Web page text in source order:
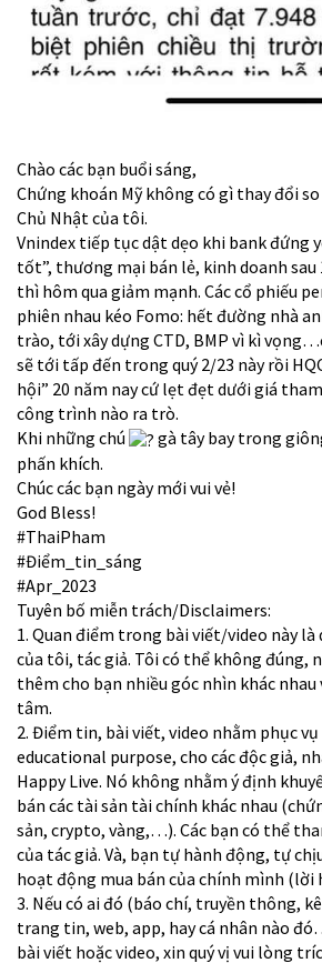
Chào các bạn buổi sáng,
Chứng khoán Mỹ không có gì thay đổi
Chủ Nhật của tôi.
Vnindex tiếp tục dật dẹo khi bank đứng
tốt”, thương mại bán lẻ, kinh doanh
thì hôm qua giảm mạnh. Các cổ phiếu
phiên nhau kéo Fomo: hết đường nhà
trào, tới xây dựng CTD, BMP vì kì
sẽ tới tấp đến trong quý 2/23 này rồi
hội” 20 năm nay cứ lẹt đẹt dưới giá
công trình nào ra trò.
Khi những chú
gà tây bay trong
phấn khích.
Chúc các bạn ngày mới vui vẻ!
God Bless!
#ThaiPham
#Điểm_tin_sáng
#Apr_2023
Tuyên bố miễn trách/Disclaimers:
1. Quan điểm trong bài viết/video này là
của tôi, tác giả. Tôi có thể không đúng,
thêm cho bạn nhiều góc nhìn khác nhau
tâm.
2. Điểm tin, bài viết, video nhằm phục
educational purpose, cho các độc giả,
Happy Live. Nó không nhằm ý định
bán các tài sản tài chính khác nhau
sản, crypto, vàng,…). Các bạn có thể
của tác giả. Và, bạn tự hành động, tự
hoạt động mua bán của chính mình (lời
3. Nếu có ai đó (báo chí, truyền thông,
trang tin, web, app, hay cá nhân nào
bài viết hoặc video, xin quý vị vui lòng